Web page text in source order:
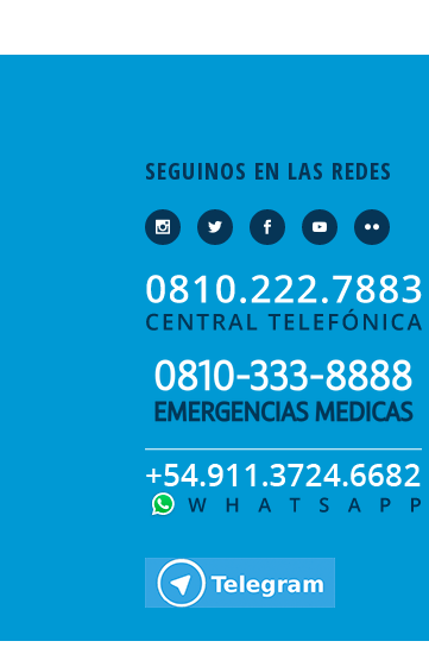
SEGUINOS EN LAS REDES